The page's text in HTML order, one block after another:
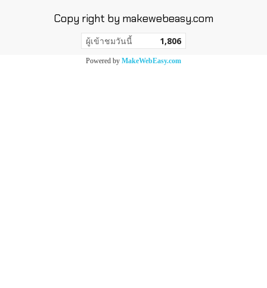
Copy right by makewebeasy.com
ผู้เข้าชมวันนี้ 1,806
Powered by MakeWebEasy.com